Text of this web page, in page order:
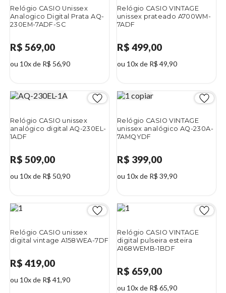
Relógio CASIO Unissex
Analogico Digital Prata AQ-
230EM-7ADF-SC
R$ 569,00
ou 10x de R$ 56,90
Relógio CASIO VINTAGE
unissex prateado A700WM-
7ADF
R$ 499,00
ou 10x de R$ 49,90
Relógio CASIO unissex
analógico digital AQ-230EL-
1ADF
R$ 509,00
ou 10x de R$ 50,90
Relógio CASIO VINTAGE
unissex analógico AQ-230A-
7AMQYDF
R$ 399,00
ou 10x de R$ 39,90
Relógio CASIO unissex
digital vintage A158WEA-7DF
R$ 419,00
ou 10x de R$ 41,90
Relógio CASIO VINTAGE
digital pulseira esteira
A168WEMB-1BDF
R$ 659,00
ou 10x de R$ 65,90